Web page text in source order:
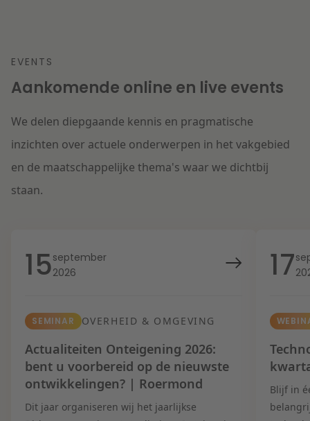
EVENTS
Aankomende online en live events
We delen diepgaande kennis en pragmatische
inzichten over actuele onderwerpen in het vakgebied
en de maatschappelijke thema's waar we dichtbij
staan.
15september
2026
SEMINAR OVERHEID & OMGEVING
Actualiteiten Onteigening 2026:
bent u voorbereid op de nieuwste
ontwikkelingen? | Roermond
Dit jaar organiseren wij het jaarlijkse
17
Blijf in